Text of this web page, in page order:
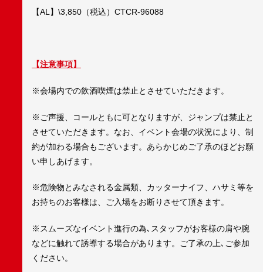
【AL】\3,850（税込）CTCR-96088
【注意事項】
※会場内での飲酒喫煙は禁止とさせていただきます。
※ご声援、コールともに可となりますが、ジャンプは禁止と
させていただきます。なお、イベント会場の状況により、制
約が加わる場合もございます。あらかじめご了承のほどお願
い申しあげます。
※危険物とみなされる金属類、カッターナイフ、ハサミ等を
お持ちのお客様は、ご入場をお断りさせて頂きます。
※スムーズなイベント進行の為､スタッフがお客様の肩や腕
などに触れて誘導する場合があります。ご了承の上､ご参加
ください。